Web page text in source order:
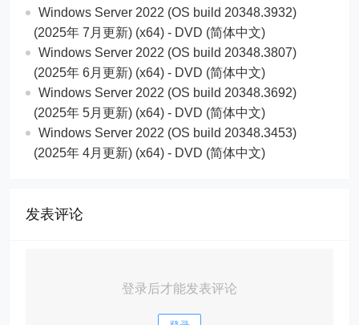
Windows Server 2022 (OS build 20348.3932)
(2025年 7月更新) (x64) - DVD (简体中文)
Windows Server 2022 (OS build 20348.3807)
(2025年 6月更新) (x64) - DVD (简体中文)
Windows Server 2022 (OS build 20348.3692)
(2025年 5月更新) (x64) - DVD (简体中文)
Windows Server 2022 (OS build 20348.3453)
(2025年 4月更新) (x64) - DVD (简体中文)
发表评论
登录后才能发表评论